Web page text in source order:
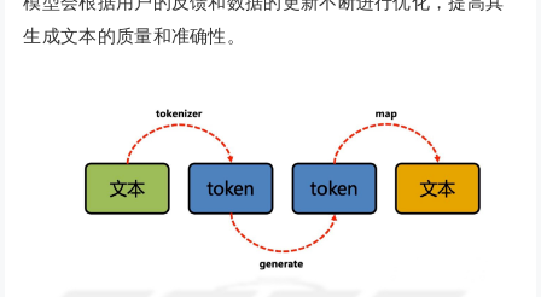
生成文本的质量和准确性。